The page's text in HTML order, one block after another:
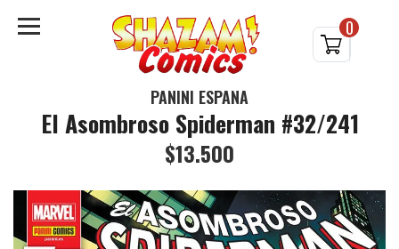
0
PANINI ESPAÑA
El Asombroso Spiderman #32/241
$13.500